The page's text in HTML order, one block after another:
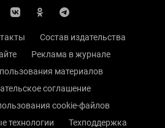
Состав издательства
Реклама в журнале
материалов
соглашение
cookie-файлов
технологии
Техподдержка